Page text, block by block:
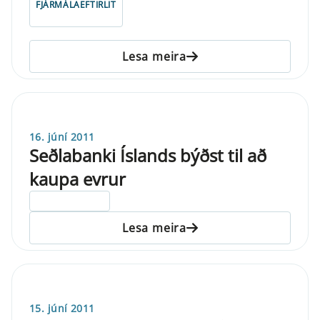
FJÁRMÁLAEFTIRLIT
Lesa meira
16. júní 2011
Seðlabanki Íslands býðst til að
kaupa evrur
Lesa meira
15. júní 2011